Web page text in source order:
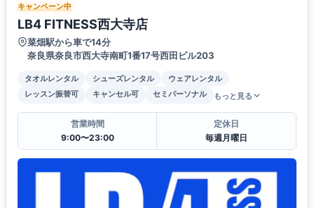
キャンペーン中
LB4 FITNESS西大寺店
菜畑駅から車で14分
奈良県奈良市西大寺南町1番17号西田ビル203
タオルレンタル シューズレンタル
ウェアレンタル
レッスン振替可
キャンセル可 セミパーソナル もっと見る
営業時間
9:00〜23:00
定休日
毎週月曜日